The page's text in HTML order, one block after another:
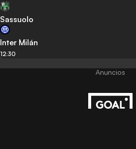
Sassuolo
Inter Milán
12:30